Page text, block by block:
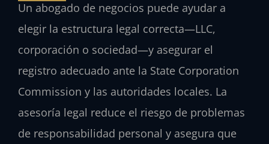
Un abogado de negocios puede ayudar a
elegir la estructura legal correcta—LLC,
corporación o sociedad—y asegurar el
registro adecuado ante la State Corporation
Commission y las autoridades locales. La
asesoría legal reduce el riesgo de problemas
de responsabilidad personal y asegura que